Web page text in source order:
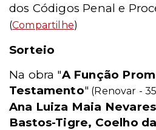
dos Códigos Penal e
(Compartilhe)
Sorteio
Na obra "A Função
Testamento" (Renovar -
Ana Luiza Maia Nevares
Bastos-Tigre, Coelho